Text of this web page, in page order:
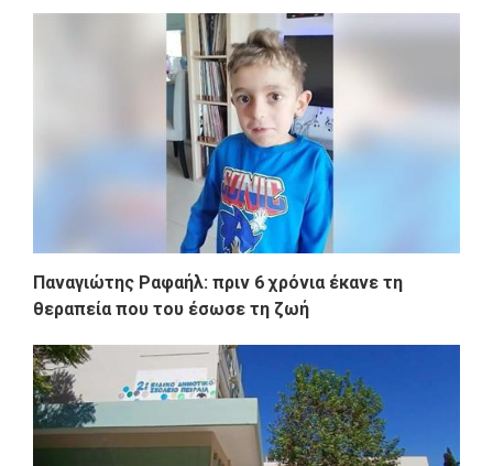
Παναγιώτης Ραφαήλ: πριν 6 χρόνια έκανε τη
θεραπεία που του έσωσε τη ζωή